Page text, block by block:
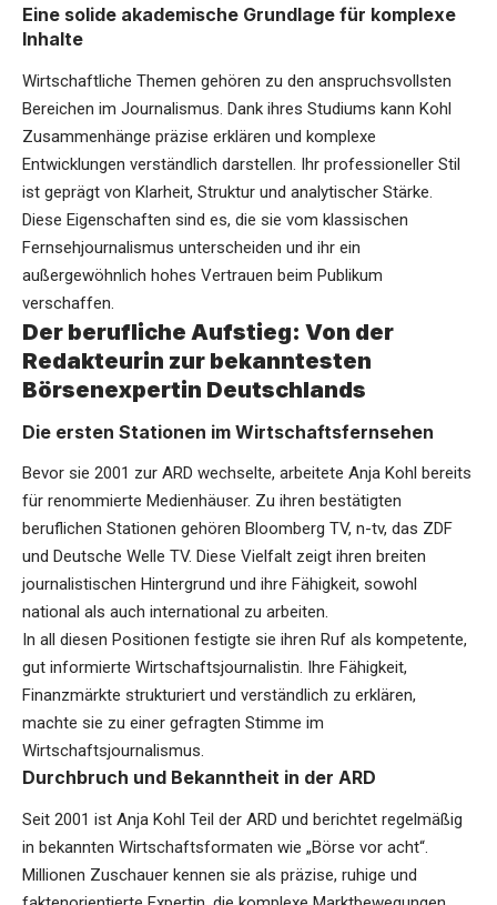
Eine solide akademische Grundlage für komplexe
Inhalte
Wirtschaftliche Themen gehören zu den anspruchsvollsten
Bereichen im Journalismus. Dank ihres Studiums kann Kohl
Zusammenhänge präzise erklären und komplexe
Entwicklungen verständlich darstellen. Ihr professioneller Stil
ist geprägt von Klarheit, Struktur und analytischer Stärke.
Diese Eigenschaften sind es, die sie vom klassischen
Fernsehjournalismus unterscheiden und ihr ein
außergewöhnlich hohes Vertrauen beim Publikum
verschaffen.
Der berufliche Aufstieg: Von der
Redakteurin zur bekanntesten
Börsenexpertin Deutschlands
Die ersten Stationen im Wirtschaftsfernsehen
Bevor sie 2001 zur ARD wechselte, arbeitete Anja Kohl bereits
für renommierte Medienhäuser. Zu ihren bestätigten
beruflichen Stationen gehören Bloomberg TV, n-tv, das ZDF
und Deutsche Welle TV. Diese Vielfalt zeigt ihren breiten
journalistischen Hintergrund und ihre Fähigkeit, sowohl
national als auch international zu arbeiten.
In all diesen Positionen festigte sie ihren Ruf als kompetente,
gut informierte Wirtschaftsjournalistin. Ihre Fähigkeit,
Finanzmärkte strukturiert und verständlich zu erklären,
machte sie zu einer gefragten Stimme im
Wirtschaftsjournalismus.
Durchbruch und Bekanntheit in der ARD
Seit 2001 ist Anja Kohl Teil der ARD und berichtet regelmäßig
in bekannten Wirtschaftsformaten wie „Börse vor acht“.
Millionen Zuschauer kennen sie als präzise, ruhige und